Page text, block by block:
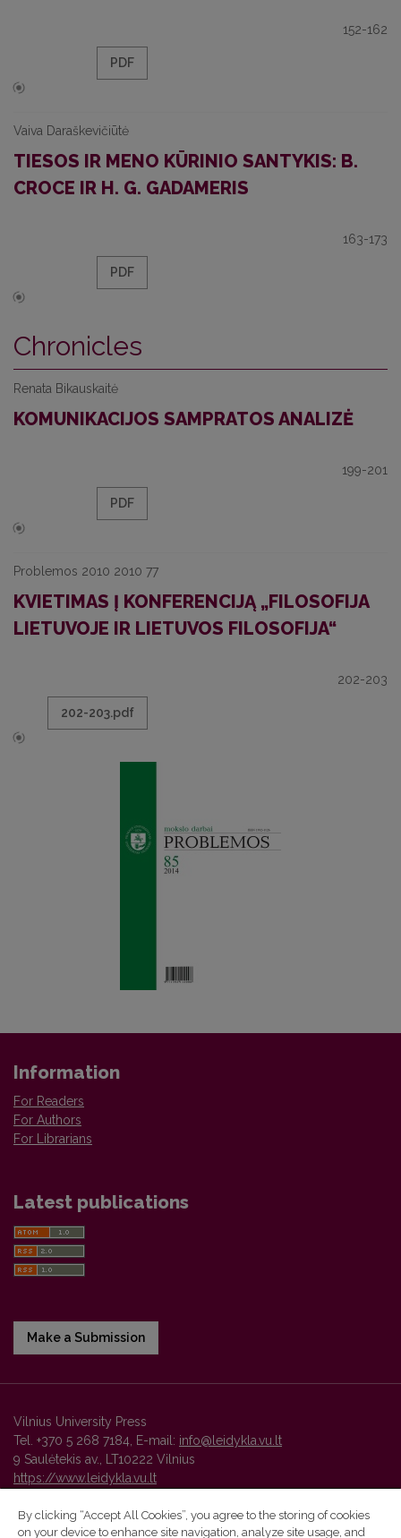
152-162
PDF
Vaiva Daraškevičiūtė
TIESOS IR MENO KŪRINIO SANTYKIS: B.
CROCE IR H. G. GADAMERIS
163-173
PDF
Chronicles
Renata Bikauskaitė
KOMUNIKACIJOS SAMPRATOS ANALIZĖ
199-201
PDF
Problemos 2010 2010 77
KVIETIMAS Į KONFERENCIJĄ „FILOSOFIJA
LIETUVOJE IR LIETUVOS FILOSOFIJA“
202-203
202-203.pdf
Information
For Readers
For Authors
For Librarians
Latest publications
Make a Submission
Vilnius University Press
Tel. +370 5 268 7184, E-mail: info@leidykla.vu.lt
9 Saulėtekis av., LT10222 Vilnius
https://www.leidykla.vu.lt
By clicking “Accept All Cookies”, you agree to the storing of cookies
on your device to enhance site navigation, analyze site usage, and